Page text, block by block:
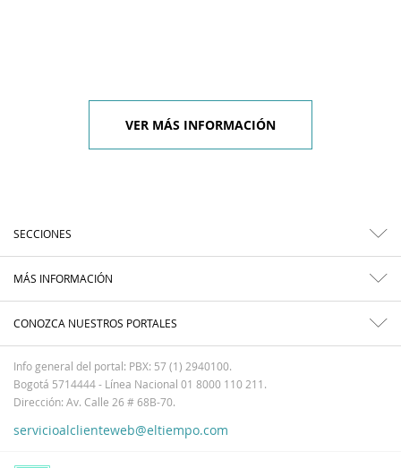
VER MÁS INFORMACIÓN
SECCIONES
MÁS INFORMACIÓN
CONOZCA NUESTROS PORTALES
Info general del portal: PBX: 57 (1) 2940100.
Bogotá 5714444 - Línea Nacional 01 8000 110 211.
Dirección: Av. Calle 26 # 68B-70.
servicioalclienteweb@eltiempo.com